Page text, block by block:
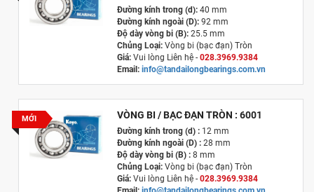
Đường kính trong (d):40 mm
Đường kính ngoài (D):92 mm
Độ dày vòng bi (B):25.5 mm
Chủng Loại: Vòng bi (bạc đạn) Tròn
Giá:Vui lòng Liên hệ - 028.3969.9384
Email: info@tandailongbearings.com.vn
MỚI VÒNG BI / BẠC ĐẠN TRÒN : 6001
Đường kính trong (d) :12 mm
Đường kính ngoài (D) :28 mm
Độ dày vòng bi (B) :8 mm
Chủng Loại: Vòng bi (bạc đạn) Tròn
Giá:Vui lòng Liên hệ - 028.3969.9384